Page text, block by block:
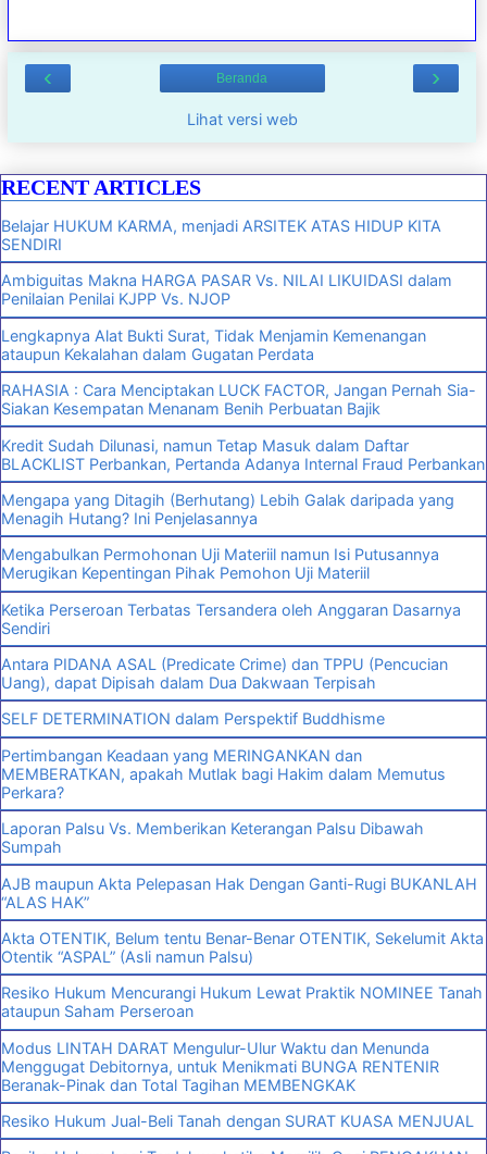
‹ ›
Beranda
Lihat versi web
RECENT ARTICLES
Belajar HUKUM KARMA, menjadi ARSITEK ATAS HIDUP KITA
SENDIRI
Ambiguitas Makna HARGA PASAR Vs. NILAI LIKUIDASI dalam
Penilaian Penilai KJPP Vs. NJOP
Lengkapnya Alat Bukti Surat, Tidak Menjamin Kemenangan
ataupun Kekalahan dalam Gugatan Perdata
RAHASIA : Cara Menciptakan LUCK FACTOR, Jangan Pernah Sia-
Siakan Kesempatan Menanam Benih Perbuatan Bajik
Kredit Sudah Dilunasi, namun Tetap Masuk dalam Daftar
BLACKLIST Perbankan, Pertanda Adanya Internal Fraud Perbankan
Mengapa yang Ditagih (Berhutang) Lebih Galak daripada yang
Menagih Hutang? Ini Penjelasannya
Mengabulkan Permohonan Uji Materiil namun Isi Putusannya
Merugikan Kepentingan Pihak Pemohon Uji Materiil
Ketika Perseroan Terbatas Tersandera oleh Anggaran Dasarnya
Sendiri
Antara PIDANA ASAL (Predicate Crime) dan TPPU (Pencucian
Uang), dapat Dipisah dalam Dua Dakwaan Terpisah
SELF DETERMINATION dalam Perspektif Buddhisme
Pertimbangan Keadaan yang MERINGANKAN dan
MEMBERATKAN, apakah Mutlak bagi Hakim dalam Memutus
Perkara?
Laporan Palsu Vs. Memberikan Keterangan Palsu Dibawah
Sumpah
AJB maupun Akta Pelepasan Hak Dengan Ganti-Rugi BUKANLAH
“ALAS HAK”
Akta OTENTIK, Belum tentu Benar-Benar OTENTIK, Sekelumit Akta
Otentik “ASPAL” (Asli namun Palsu)
Resiko Hukum Mencurangi Hukum Lewat Praktik NOMINEE Tanah
ataupun Saham Perseroan
Modus LINTAH DARAT Mengulur-Ulur Waktu dan Menunda
Menggugat Debitornya, untuk Menikmati BUNGA RENTENIR
Beranak-Pinak dan Total Tagihan MEMBENGKAK
Resiko Hukum Jual-Beli Tanah dengan SURAT KUASA MENJUAL